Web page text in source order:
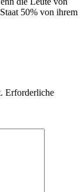
50% von ihrem
Erforderliche